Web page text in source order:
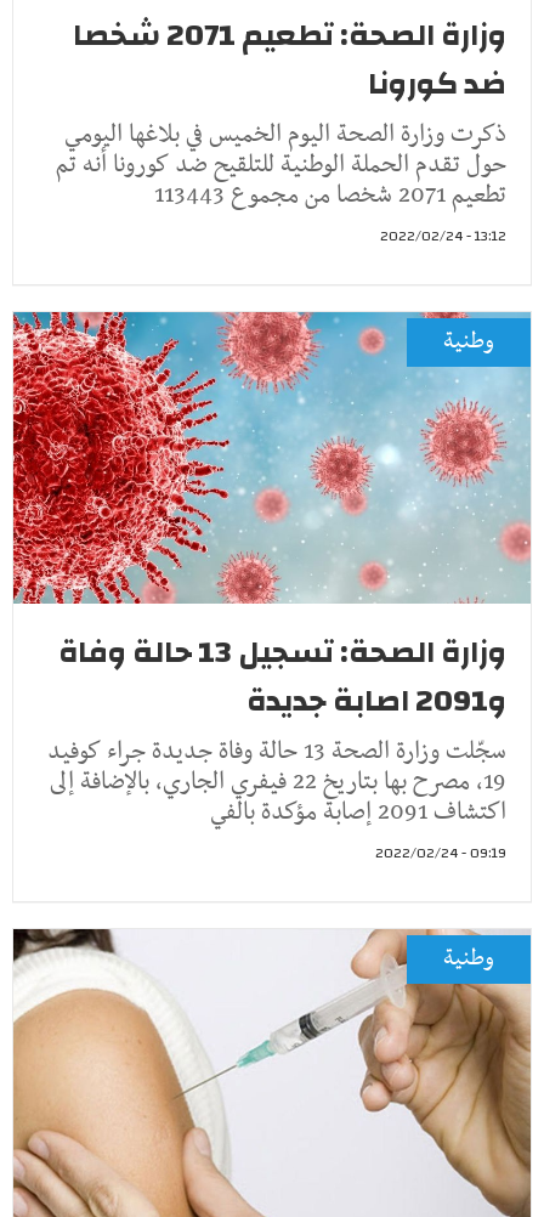
وزارة الصحة: تطعيم 2071 شخصا
ضد كورونا
ذكرت وزارة الصحة اليوم الخميس في بلاغها اليومي
حول تقدم الحملة الوطنية للتلقيح ضد كورونا أنه تم
تطعيم 2071 شخصا من مجموع 113443
13:12 - 2022/02/24
وطنية
وزارة الصحة: تسجيل 13 حالة وفاة
و2091 اصابة جديدة
سجّلت وزارة الصحة 13 حالة وفاة جديدة جراء كوفيد
19، مصرح بها بتاريخ 22 فيفري الجاري، بالإضافة إلى
اكتشاف 2091 إصابة مؤكدة بالفي
09:19 - 2022/02/24
وطنية